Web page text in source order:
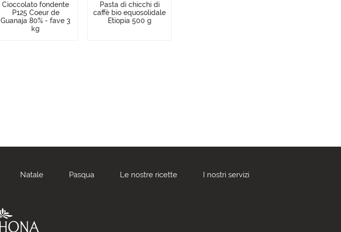
Cioccolato fondente
P125 Coeur de
Guanaja 80% - fave 3
kg
Pasta di chicchi di
caffè bio equosolidale
Etiopia 500 g
Natale Pasqua Le nostre ricette I nostri servizi